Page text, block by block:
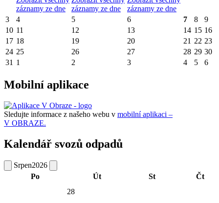
záznamy ze dne
záznamy ze dne
záznamy ze dne
3 4 5 6 7 8
9
10 11 12 13 14 15 16
17 18 19 20 21 22 23
24 25 26 27 28 29 30
31 1 2 3 4 5 6
Mobilní aplikace
Sledujte informace z našeho webu v mobilní aplikaci –
V OBRAZE.
Kalendář svozů odpadů
Srpen2026
Po
Út St Čt
28